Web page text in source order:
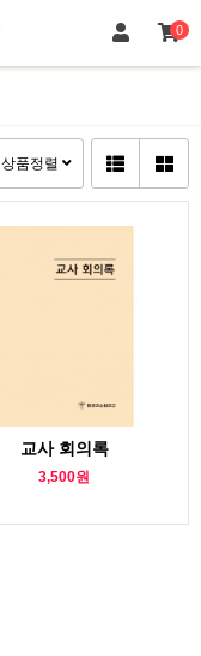
0
상품정렬
교사 회의록
3,500원